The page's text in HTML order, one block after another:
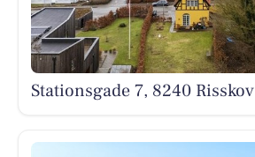
Stationsgade 7, 8240 Risskov